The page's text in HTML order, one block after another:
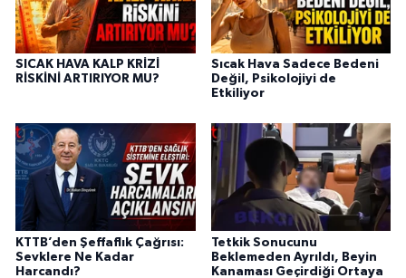
SICAK HAVA KALP KRİZİ
RİSKİNİ ARTIRIYOR MU?
Sıcak Hava Sadece Bedeni
Değil, Psikolojiyi de
Etkiliyor
KTTB’den Şeffaflık Çağrısı:
Sevklere Ne Kadar
Harcandı?
Tetkik Sonucunu
Beklemeden Ayrıldı, Beyin
Kanaması Geçirdiği Ortaya